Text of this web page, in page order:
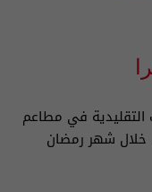
التقليدية في مطاعم
خلال شهر رمضان